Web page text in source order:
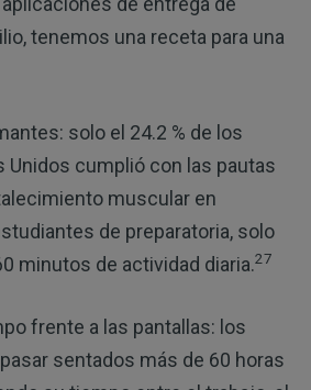
tenemos una receta para una
solo el 24.2 % de los
Unidos cumplió con las pautas
muscular en
de preparatoria, solo
minutos de actividad diaria.27
frente a las pantallas: los
sentados más de 60 horas